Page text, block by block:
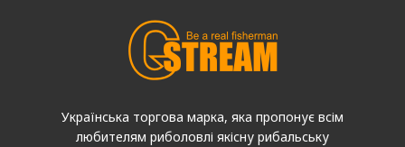
Українська торгова марка, яка пропонує всім
любителям риболовлі якісну рибальську